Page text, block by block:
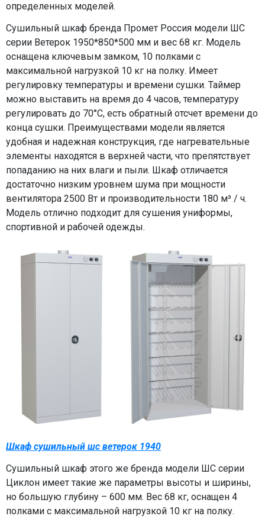
определенных моделей.
Сушильный шкаф бренда Промет Россия модели ШС
серии Ветерок 1950*850*500 мм и вес 68 кг. Модель
оснащена ключевым замком, 10 полками с
максимальной нагрузкой 10 кг на полку. Имеет
регулировку температуры и времени сушки. Таймер
можно выставить на время до 4 часов, температуру
регулировать до 70°С, есть обратный отсчет времени до
конца сушки. Преимуществами модели является
удобная и надежная конструкция, где нагревательные
элементы находятся в верхней части, что препятствует
попаданию на них влаги и пыли. Шкаф отличается
достаточно низким уровнем шума при мощности
вентилятора 2500 Вт и производительности 180 м³ / ч.
Модель отлично подходит для сушения униформы,
спортивной и рабочей одежды.
Шкаф сушильный шс ветерок 1940
Сушильный шкаф этого же бренда модели ШС серии
Циклон имеет такие же параметры высоты и ширины,
но большую глубину – 600 мм. Вес 68 кг, оснащен 4
полками с максимальной нагрузкой 10 кг на полку.